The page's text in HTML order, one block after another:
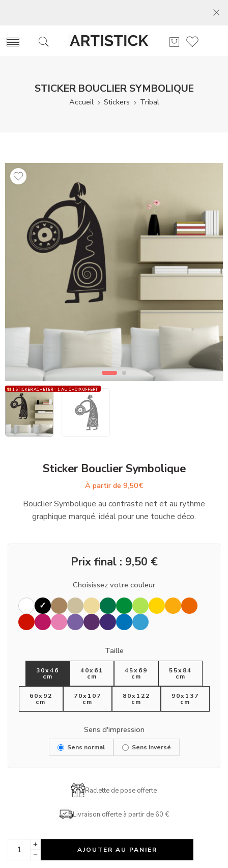
STICKER BOUCLIER SYMBOLIQUE
Accueil Stickers Tribal
1 STICKER ACHETER = 1 AU CHOIX OFFERT !
Sticker Bouclier Symbolique
À partir de 9,50€
Bouclier Symbolique au contraste net et au rythme
graphique marqué, idéal pour une touche déco.
Prix final : 9,50 €
Choisissez votre couleur
Taille
30x46
cm
40x61
cm
45x69
cm
55x84
cm
60x92
cm
70x107
cm
80x122
cm
90x137
cm
Sens d'impression
Sens normal Sens inversé
Raclette de pose offerte
Livraison offerte à partir de 60 €
AJOUTER AU PANIER